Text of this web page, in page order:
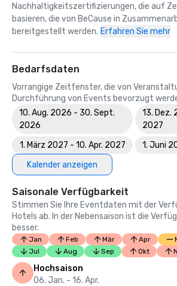
Nachhaltigkeitszertifizierungen, die auf
basieren, die von BeCause in
bereitgestellt werden. Erfahren Sie mehr
Bedarfsdaten
Vorrangige Zeitfenster, die von
Durchführung von Events bevorzugt
10. Aug. 2026 - 30. Sept.
2026
13. Dez.
2027
1. März 2027 - 10. Apr. 2027
1. Juni
Kalender anzeigen
Saisonale Verfügbarkeit
Stimmen Sie Ihre Eventdaten mit der
Hotels ab. In der Nebensaison ist die
besser.
Jan Feb Mär Apr
Jul
Aug Sep Okt
Hochsaison
06. Jan. - 16. Apr.